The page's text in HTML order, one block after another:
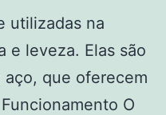
utilizadas na
e leveza. Elas são
que oferecem
O